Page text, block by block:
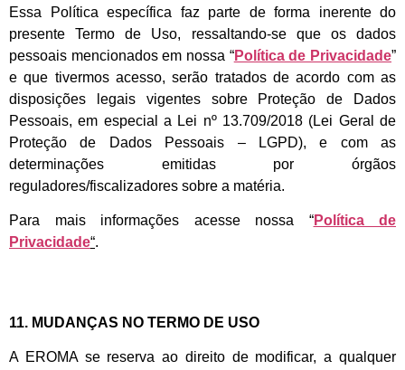
Essa Política específica faz parte de forma inerente do
presente Termo de Uso, ressaltando-se que os dados
pessoais mencionados em nossa “Política de Privacidade”
e que tivermos acesso, serão tratados de acordo com as
disposições legais vigentes sobre Proteção de Dados
Pessoais, em especial a Lei nº 13.709/2018 (Lei Geral de
Proteção de Dados Pessoais – LGPD), e com as
determinações emitidas por órgãos
reguladores/fiscalizadores sobre a matéria.
Para mais informações acesse nossa “Política de
Privacidade“.
11. MUDANÇAS NO TERMO DE USO
A EROMA se reserva ao direito de modificar, a qualquer